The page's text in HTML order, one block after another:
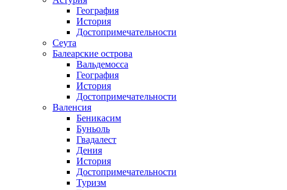
География
История
Достопримечательности
Сеута
Балеарские острова
Вальдемосса
География
История
Достопримечательности
Валенсия
Беникасим
Буньоль
Гвадалест
Дения
История
Достопримечательности
Туризм